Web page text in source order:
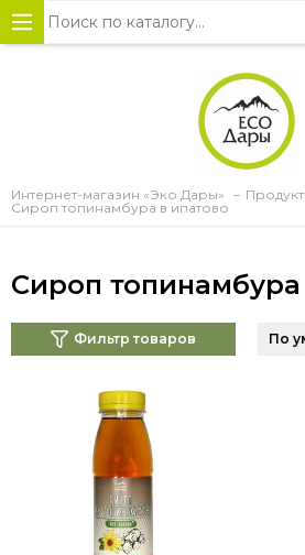
Интернет-магазин «Эко Дары»
Сироп топинамбура в ипатово
Сироп
Фильтр товаров